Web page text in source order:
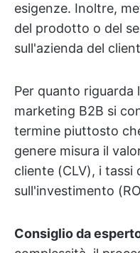
esigenze. Inoltre,
del prodotto o del
sull'azienda del
Per quanto riguarda
marketing B2B si
termine piuttosto
genere misura il
cliente (CLV), i
sull'investimento
Consiglio da